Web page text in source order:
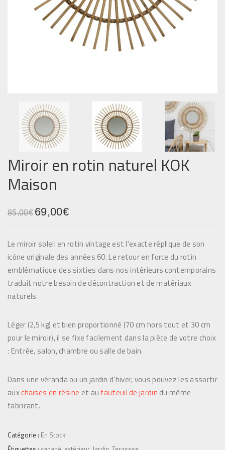
Miroir en rotin naturel KOK
Maison
85,00€ L
r
i
x
n
t
i
a
é
t
a
t
69,00€
r
i
x
a
u
e
l
s
t
9
Le miroir soleil en rotin vintage est l’exacte réplique de son
icône originale des années 60. Le retour en force du rotin
emblématique des sixties dans nos intérieurs contemporains
traduit notre besoin de décontraction et de matériaux
naturels.
Léger (2,5 kg) et bien proportionné (70 cm hors tout et 30 cm
pour le miroir), il se fixe facilement dans la pièce de votre choix
: Entrée, salon, chambre ou salle de bain.
Dans une véranda ou un jardin d’hiver, vous pouvez les assortir
auxchaises en résine et au fauteuil de jardin du même
fabricant.
Catégorie : En Stock